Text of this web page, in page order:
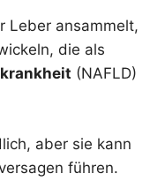
Leber ansammelt,
die als
(NAFLD)
aber sie kann
führen.